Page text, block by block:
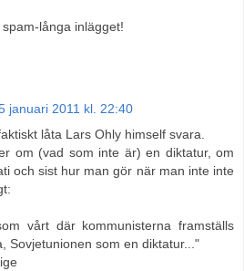
långa inlägget!
januari 2011 kl. 22:40
låta Lars Ohly himself svara.
om (vad som inte är) en diktatur, om
och sist hur man gör när man inte inte
vårt där kommunisterna framställs
Sovjetunionen som en diktatur..."